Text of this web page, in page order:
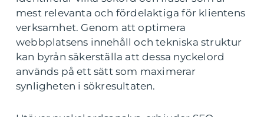
mest relevanta och fördelaktiga för klientens
verksamhet. Genom att optimera
webbplatsens innehåll och tekniska struktur
kan byrån säkerställa att dessa nyckelord
används på ett sätt som maximerar
synligheten i sökresultaten.